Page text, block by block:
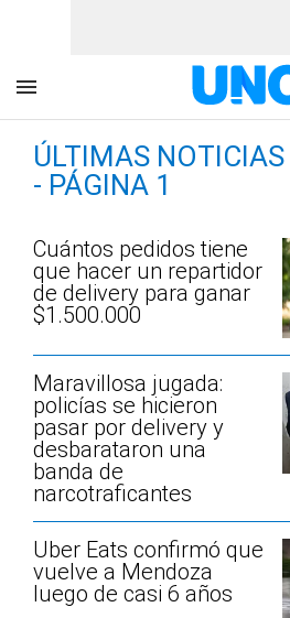
ÚLTIMAS
- PÁGINA 1
Cuántos pedidos tiene
que hacer un repartidor
de delivery para ganar
$1.500.000
Maravillosa jugada:
policías se hicieron
pasar por delivery y
desbarataron una
banda de
narcotraficantes
Uber Eats confirmó que
vuelve a Mendoza
luego de casi 6 años